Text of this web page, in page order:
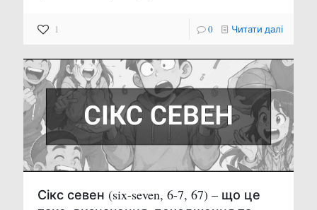
1 0 Читати далі
Сікс севен (six-seven, 6-7, 67) – що це